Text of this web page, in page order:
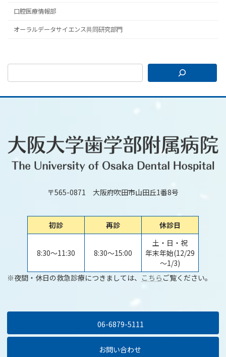
口腔医療情報部
オーラルデータサイエンス共同研究部門
〒565-0871 大阪府吹田市山田丘1番8号
初診 再診 休診日
8:30～11:30 8:30～15:00
土・日・祝
年末年始(12/29
～1/3)
※夜間・休日の救急診療につきましては、 こちら ご覧ください。
06-6879-5111
お問い合わせ